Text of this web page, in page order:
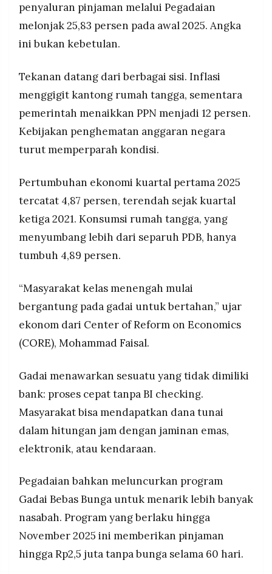
MEDIA
PRAMUDITA
Resolusi.co
PT.
RESOLUSI
MEDIA
PRAMUDITA
penyaluran pinjaman melalui Pegadaian
melonjak 25,83 persen pada awal 2025. Angka
ini bukan kebetulan.
Tekanan datang dari berbagai sisi. Inflasi
menggigit kantong rumah tangga, sementara
pemerintah menaikkan PPN menjadi 12 persen.
Kebijakan penghematan anggaran negara
turut memperparah kondisi.
Pertumbuhan ekonomi kuartal pertama 2025
tercatat 4,87 persen, terendah sejak kuartal
ketiga 2021. Konsumsi rumah tangga, yang
menyumbang lebih dari separuh PDB, hanya
tumbuh 4,89 persen.
“Masyarakat kelas menengah mulai
bergantung pada gadai untuk bertahan,” ujar
ekonom dari Center of Reform on Economics
(CORE), Mohammad Faisal.
Gadai menawarkan sesuatu yang tidak dimiliki
bank: proses cepat tanpa BI checking.
Masyarakat bisa mendapatkan dana tunai
dalam hitungan jam dengan jaminan emas,
elektronik, atau kendaraan.
Pegadaian bahkan meluncurkan program
Gadai Bebas Bunga untuk menarik lebih banyak
nasabah. Program yang berlaku hingga
November 2025 ini memberikan pinjaman
hingga Rp2,5 juta tanpa bunga selama 60 hari.